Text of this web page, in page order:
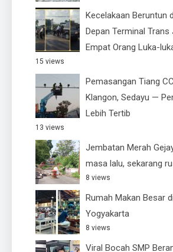
Kecelakaan Beruntun
Depan Terminal Trans
Empat Orang Luka-
15 views
Pemasangan Tiang
Klangon, Sedayu —
Lebih Tertib
13 views
Jembatan Merah
masa lalu, sekarang
8 views
Rumah Makan Besar
Yogyakarta
8 views
Viral Bocah SMP